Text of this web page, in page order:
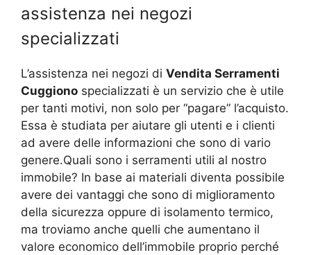
assistenza nei negozi
specializzati
L’assistenza nei negozi di Vendita Serramenti
Cuggiono specializzati è un servizio che è utile
per tanti motivi, non solo per “pagare” l’acquisto.
Essa è studiata per aiutare gli utenti e i clienti
ad avere delle informazioni che sono di vario
genere.Quali sono i serramenti utili al nostro
immobile? In base ai materiali diventa possibile
avere dei vantaggi che sono di miglioramento
della sicurezza oppure di isolamento termico,
ma troviamo anche quelli che aumentano il
valore economico dell’immobile proprio perché